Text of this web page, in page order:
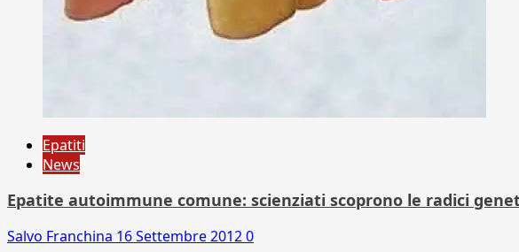
Epatiti
News
Epatite autoimmune comune: scienziati scoprono le radici
Salvo Franchina 16 Settembre 20120